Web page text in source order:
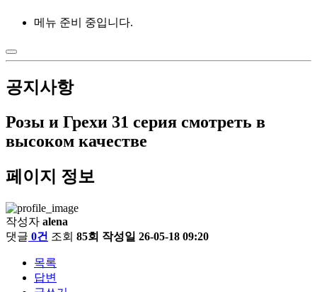
메뉴 준비 중입니다.
공지사항
Розы и Грехи 31 серия смотреть в
высоком качестве
페이지 정보
작성자 alena
댓글 0건 조회 85회 작성일 26-05-18 09:20
목록
답변